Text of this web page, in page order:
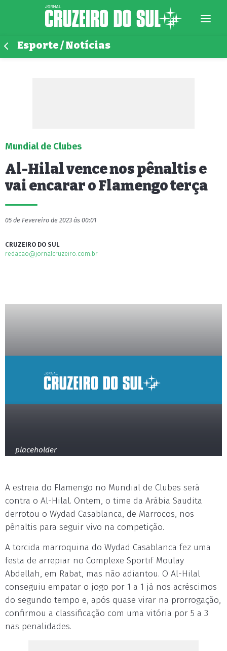
Esporte / Notícias
Mundial de Clubes
Al-Hilal vence nos pênaltis e
vai encarar o Flamengo terça
05 de Fevereiro de 2023 às 00:01
CRUZEIRO DO SUL
redacao@jornalcruzeiro.com.br
placeholder
A estreia do Flamengo no Mundial de Clubes será
contra o Al-Hilal. Ontem, o time da Arábia Saudita
derrotou o Wydad Casablanca, de Marrocos, nos
pênaltis para seguir vivo na competição.
A torcida marroquina do Wydad Casablanca fez uma
festa de arrepiar no Complexe Sportif Moulay
Abdellah, em Rabat, mas não adiantou. O Al-Hilal
conseguiu empatar o jogo por 1 a 1 já nos acréscimos
do segundo tempo e, após quase virar na prorrogação,
confirmou a classificação com uma vitória por 5 a 3
nas penalidades.